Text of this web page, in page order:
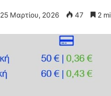
25 Μαρτίου, 2026 47 2